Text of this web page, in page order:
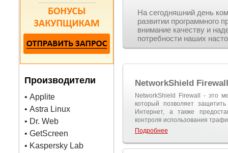
Производители
• Applite
• Astra Linux
• Dr. Web
• GetScreen
• Kaspersky Lab
На сегодняшний день
развитии программного
внимание качеству и
потребности наших
NetworkShield Firewall
NetworkShield Firewall - это
который позволяет
Интернет, а также
контроля использования
Подробнее